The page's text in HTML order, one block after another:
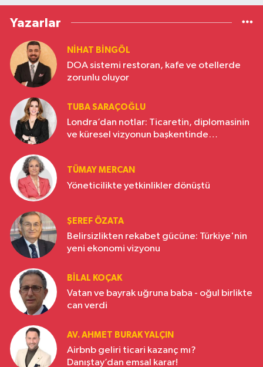
Yazarlar
NIHAT BINGÖL
DOA sistemi restoran, kafe ve otellerde
zorunlu oluyor
TUBA SARAÇOĞLU
Londra’dan notlar: Ticaretin, diplomasinin
ve küresel vizyonun başkentinde
TÜMAY MERCAN
Yöneticilikte yetkinlikler dönüştü
ŞEREF ÖZATA
Belirsizlikten rekabet gücüne: Türkiye'nin
yeni ekonomi vizyonu
BILAL KOÇAK
Vatan ve bayrak uğruna baba - oğul birlikte
can verdi
AV. AHMET BURAK YALÇIN
Airbnb geliri ticari kazanç mı?
Danıştay’dan emsal karar!